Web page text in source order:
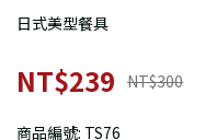
日式美型餐具
NT$239 NT$300
商品編號: TS76